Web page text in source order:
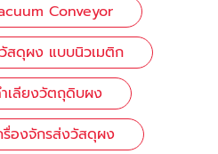
Conveyor
สดุผง แบบนิวเมติก
เลียงวัตถุดิบผง
รื่องจักรส่งวัสดุผง